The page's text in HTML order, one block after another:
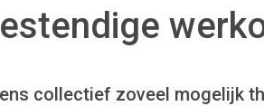
collectief zoveel mogelijk